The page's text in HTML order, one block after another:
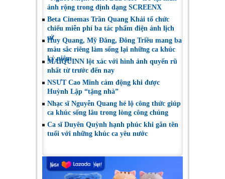
ảnh rộng trong định dạng SCREENX
Beta Cinemas Trần Quang Khải tổ chức
chiếu miễn phí ba tác phẩm điện ảnh lịch
sử
Huy Quang, Mỹ Đăng, Đông Triều mang ba
màu sắc riêng làm sống lại những ca khúc
kỷ niệm
MAIQUINN lột xác với hình ảnh quyến rũ
nhất từ trước đến nay
NSƯT Cao Minh cảm động khi được
Huỳnh Lập “tặng nhà”
Nhạc sĩ Nguyễn Quang hé lộ công thức giúp
ca khúc sống lâu trong lòng công chúng
Ca sĩ Duyên Quỳnh hạnh phúc khi gắn tên
tuổi với những khúc ca yêu nước